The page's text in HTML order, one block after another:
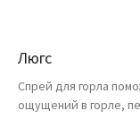
Люгс
Спрей для горла
ощущений в горле,